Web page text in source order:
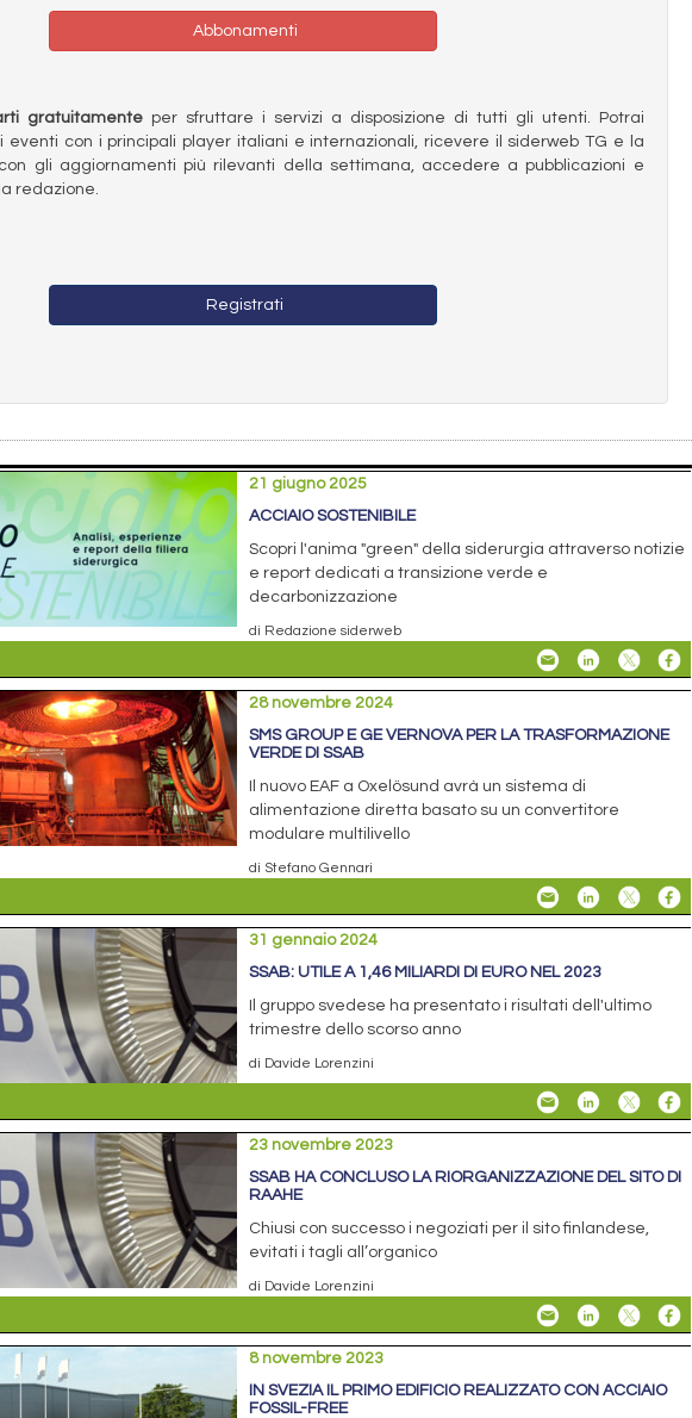
Abbonamenti
gratuitamenteper sfruttare i servizi a disposizione di tutti gli utenti. Potrai
eventi con i principali player italiani e internazionali, ricevere il siderweb TG e la
gli aggiornamenti più rilevanti della settimana, accedere a pubblicazioni e
redazione.
Registrati
21 giugno 2025
ACCIAIO SOSTENIBILE
Scopri l'anima "green" della siderurgia attraverso notizie
e report dedicati a transizione verde e
decarbonizzazione
di Redazione siderweb
28 novembre 2024
SMS GROUP E GE VERNOVA PER LA TRASFORMAZIONE
VERDE DI SSAB
Il nuovo EAF a Oxelösund avrà un sistema di
alimentazione diretta basato su un convertitore
modulare multilivello
di Stefano Gennari
31 gennaio 2024
SSAB: UTILE A 1,46 MILIARDI DI EURO NEL 2023
Il gruppo svedese ha presentato i risultati dell'ultimo
trimestre dello scorso anno
di Davide Lorenzini
23 novembre 2023
SSAB HA CONCLUSO LA RIORGANIZZAZIONE DEL SITO DI
RAAHE
Chiusi con successo i negoziati per il sito finlandese,
evitati i tagli all’organico
di Davide Lorenzini
8 novembre 2023
IN SVEZIA IL PRIMO EDIFICIO REALIZZATO CON ACCIAIO
FOSSIL-FREE